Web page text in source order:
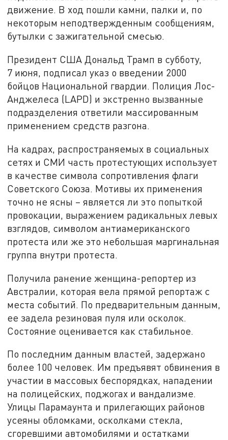
движение. В ход пошли камни, палки и, по
некоторым неподтвержденным сообщениям,
бутылки с зажигательной смесью.
Президент США Дональд Трамп в субботу,
7 июня, подписал указ о введении 2000
бойцов Национальной гвардии. Полиция Лос-
Анджелеса (LAPD) и экстренно вызванные
подразделения ответили массированным
применением средств разгона.
На кадрах, распространяемых в социальных
сетях и СМИ часть протестующих использует
в качестве символа сопротивления флаги
Советского Союза. Мотивы их применения
точно не ясны – является ли это попыткой
провокации, выражением радикальных левых
взглядов, символом антиамериканского
протеста или же это небольшая маргинальная
группа внутри протеста.
Получила ранение женщина-репортер из
Австралии, которая вела прямой репортаж с
места событий. По предварительным данным,
ее задела резиновая пуля или осколок.
Состояние оценивается как стабильное.
По последним данным властей, задержано
более 100 человек. Им предъявят обвинения в
участии в массовых беспорядках, нападении
на полицейских, поджогах и вандализме.
Улицы Парамаунта и прилегающих районов
усеяны обломками, осколками стекла,
сгоревшими автомобилями и остатками